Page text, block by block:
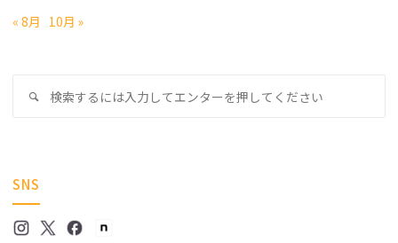
« 8月 10月 »
検
SNS